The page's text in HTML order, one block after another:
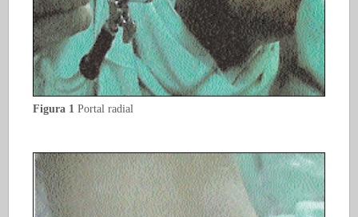
Figura 1 Portal radial